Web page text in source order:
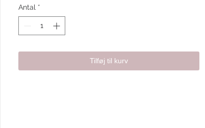
Antal *
Tilføj til kurv